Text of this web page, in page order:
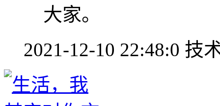
大家。
2021-12-10 22:48:0 技